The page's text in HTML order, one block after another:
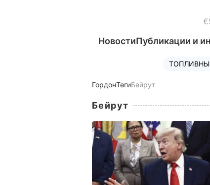
НовостиПубликации и
ГордонТегиБейрут
Бейрут